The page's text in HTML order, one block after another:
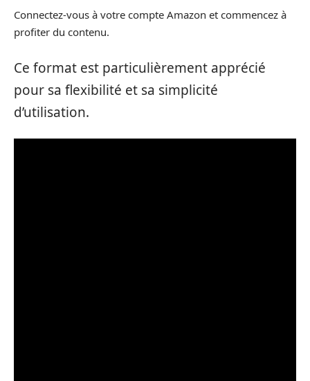
Connectez-vous à votre compte Amazon et commencez à
profiter du contenu.
Ce format est particulièrement apprécié
pour sa flexibilité et sa simplicité
d’utilisation.